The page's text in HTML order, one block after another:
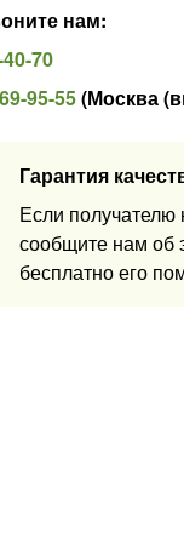
нам:
70
95-55(Москва
Гарантия
Если получателю
сообщите нам об
бесплатно его